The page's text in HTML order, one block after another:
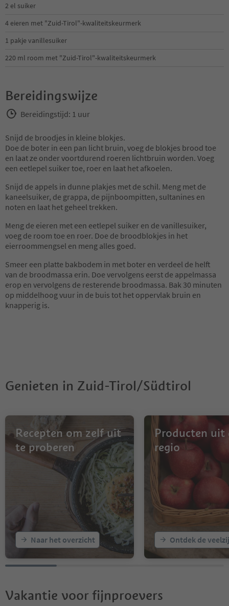
2 el suiker
4 eieren met "Zuid-Tirol"-kwaliteitskeurmerk
1 pakje vanillesuiker
220 ml room met "Zuid-Tirol"-kwaliteitskeurmerk
Bereidingswijze
Bereidingstijd: 1 uur
Snijd de broodjes in kleine blokjes.
Doe de boter in een pan licht bruin, voeg de blokjes brood toe
en laat ze onder voortdurend roeren lichtbruin worden. Voeg
een eetlepel suiker toe, roer en laat het afkoelen.
Snijd de appels in dunne plakjes met de schil. Meng met de
kaneelsuiker, de grappa, de pijnboompitten, sultanines en
noten en laat het geheel trekken.
Meng de eieren met een eetlepel suiker en de vanillesuiker,
voeg de room toe en roer. Doe de broodblokjes in het
eierroommengsel en meng alles goed.
Smeer een platte bakbodem in met boter en verdeel de helft
van de broodmassa erin. Doe vervolgens eerst de appelmassa
erop en vervolgens de resterende broodmassa. Bak 30 minuten
op middelhoog vuur in de buis tot het oppervlak bruin en
knapperig is.
Genieten in Zuid-Tirol/Südtirol
Recepten om zelf uit
te proberen
Naar het overzicht
Producten uit
regio
Ontdek de
Vakantie voor fijnproevers